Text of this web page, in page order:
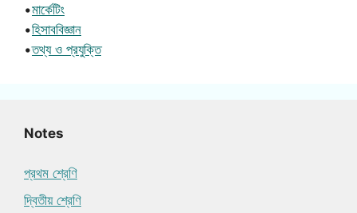
•মার্কেটিং
•হিসাববিজ্ঞান
•তথ্য ও প্রযুক্তি
Notes
প্রথম শ্রেণি
দ্বিতীয় শ্রেণি